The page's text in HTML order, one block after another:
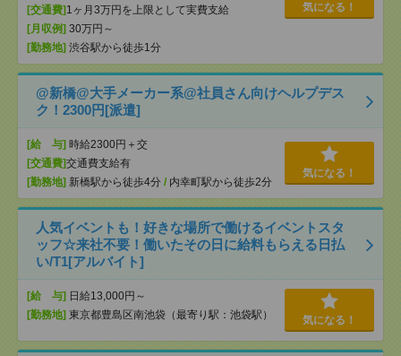
[交通費] 1ヶ月3万円を上限として実費支給
[月収例] 30万円～
[勤務地] 渋谷駅から徒歩1分
気になる！
@新橋@大手メーカー系@社員さん向けヘルプデス
ク！2300円[派遣]
[給 与] 時給2300円＋交
[交通費]交通費支給有
[勤務地] 新橋駅から徒歩4分 / 内幸町駅から徒歩2分
気になる！
人気イベントも！好きな場所で働けるイベントスタ
ッフ☆来社不要！働いたその日に給料もらえる日払
い/T1[アルバイト]
[給 与] 日給13,000円～
[勤務地] 東京都豊島区南池袋（最寄り駅：池袋駅） 気になる！